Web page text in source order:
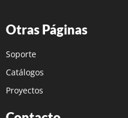
Otras Páginas
Soporte
Catálogos
Proyectos